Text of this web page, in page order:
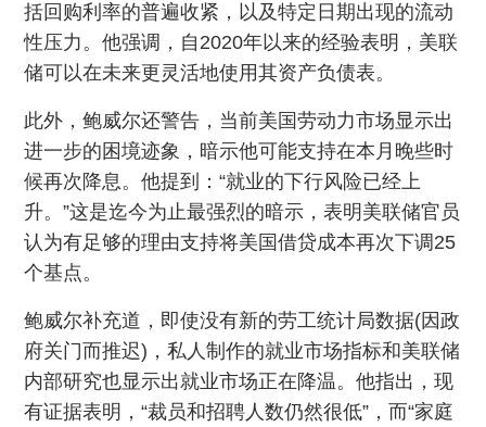
括回购利率的普遍收紧，以及特定日期出现的流动
性压力。他强调，自2020年以来的经验表明，美联
储可以在未来更灵活地使用其资产负债表。
此外，鲍威尔还警告，当前美国劳动力市场显示出
进一步的困境迹象，暗示他可能支持在本月晚些时
候再次降息。他提到：“就业的下行风险已经上
升。”这是迄今为止最强烈的暗示，表明美联储官员
认为有足够的理由支持将美国借贷成本再次下调25
个基点。
鲍威尔补充道，即使没有新的劳工统计局数据(因政
府关门而推迟)，私人制作的就业市场指标和美联储
内部研究也显示出就业市场正在降温。他指出，现
有证据表明，“裁员和招聘人数仍然很低”，而“家庭